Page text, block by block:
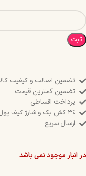
ثبت
تضمین اصالت و کیفیت
تضمین کمترین قیمت
پرداخت اقساطی
۳٪ کش بک و شارژ کیف پول
ارسال سریع
در انبار موجود نمی باشد